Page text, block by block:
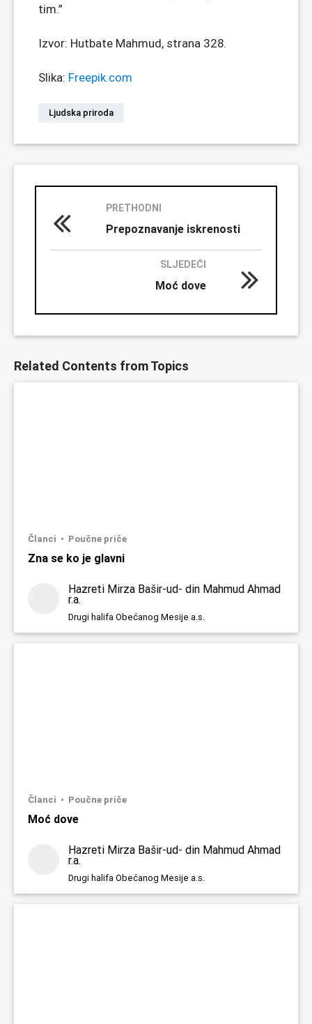
Related Contents from Topics
Članci Poučne priče
Zna se ko je glavni
Hazreti Mirza Bašir-ud- din Mahmud Ahmad
r.a.
Drugi halifa Obećanog Mesije a.s.
Članci Poučne priče
Moć dove
Hazreti Mirza Bašir-ud- din Mahmud Ahmad
r.a.
Drugi halifa Obećanog Mesije a.s.
tim.”
Izvor: Hutbate Mahmud, strana 328.
Slika: Freepik.com
Ljudska priroda
PRETHODNI
Prepoznavanje iskrenosti
SLJEDEĆI
Moć dove